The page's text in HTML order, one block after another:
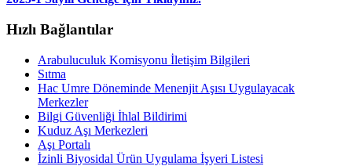
Hızlı Bağlantılar
Arabuluculuk Komisyonu İletişim Bilgileri
Sıtma
Hac Umre Döneminde Menenjit Aşısı Uygulayacak
Merkezler
Bilgi Güvenliği İhlal Bildirimi
Kuduz Aşı Merkezleri
Aşı Portalı
İzinli Biyosidal Ürün Uygulama İşyeri Listesi